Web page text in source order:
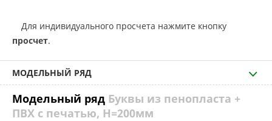
Для индивидуального просчета нажмите кнопку
просчет.
МОДЕЛЬНЫЙ РЯД
Модельный ряд Буквы из пенопласта +
ПВХ с печатью, H=200мм